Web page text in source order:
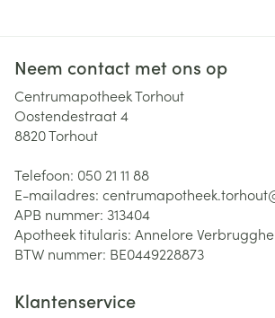
Neem contact met ons op
Centrumapotheek Torhout
Oostendestraat 4
8820Torhout
Telefoon: 050 21 11 88
E-mailadres:
APB nummer: 313404
Apotheek titularis: Annelore Verbrugghe
BTW nummer: BE0449228873
Klantenservice